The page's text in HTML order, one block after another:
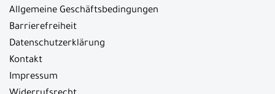
Allgemeine Geschäftsbedingungen
Barrierefreiheit
Datenschutzerklärung
Kontakt
Impressum